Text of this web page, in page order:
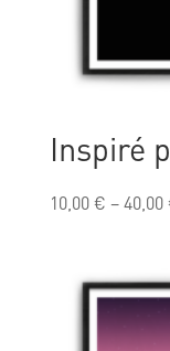
Inspiré
10,00€ –40,00